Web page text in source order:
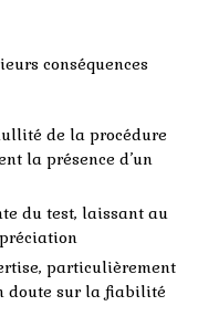
conséquences
de la procédure
la présence d’un
du test, laissant au
particulièrement
doute sur la fiabilité